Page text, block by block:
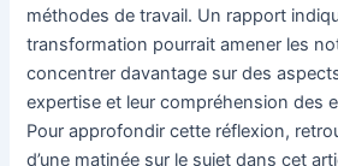
méthodes de travail. Un rapport
transformation pourrait amener les
concentrer davantage sur des
expertise et leur compréhension des
Pour approfondir cette réflexion,
d’une matinée sur le sujet dans cet